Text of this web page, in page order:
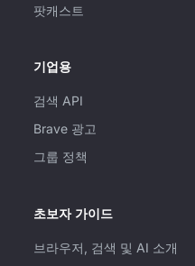
팟캐스트
기업용
검색 API
Brave 광고
그룹 정책
초보자 가이드
브라우저, 검색 및 AI 소개